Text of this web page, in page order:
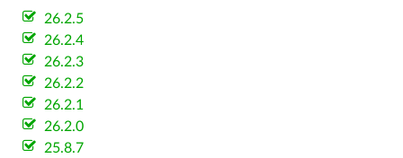
26.2.5
26.2.4
26.2.3
26.2.2
26.2.1
26.2.0
25.8.7